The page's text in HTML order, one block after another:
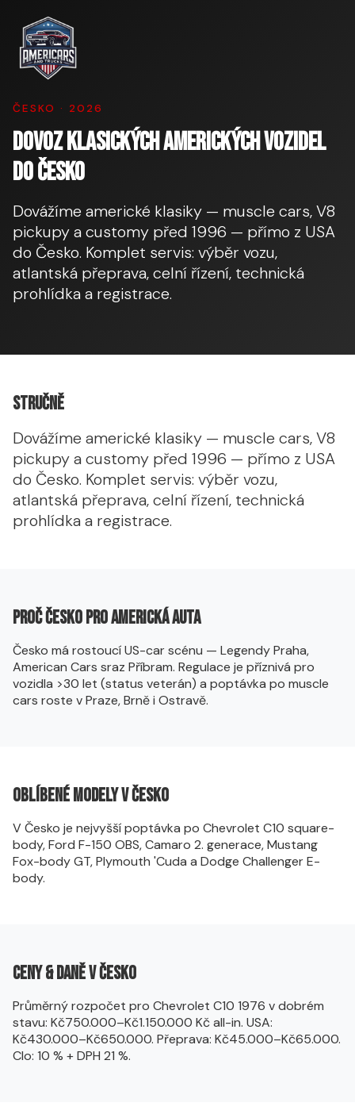
ČESKO · 2026
Dovoz klasických amerických vozidel
do Česko
Dovážíme americké klasiky — muscle cars, V8
pickupy a customy před 1996 — přímo z USA
do Česko. Komplet servis: výběr vozu,
atlantská přeprava, celní řízení, technická
prohlídka a registrace.
Stručně
Dovážíme americké klasiky — muscle cars, V8
pickupy a customy před 1996 — přímo z USA
do Česko. Komplet servis: výběr vozu,
atlantská přeprava, celní řízení, technická
prohlídka a registrace.
Proč Česko pro americká auta
Česko má rostoucí US-car scénu — Legendy Praha,
American Cars sraz Příbram. Regulace je příznivá pro
vozidla >30 let (status veterán) a poptávka po muscle
cars roste v Praze, Brně i Ostravě.
Oblíbené modely v Česko
V Česko je nejvyšší poptávka po Chevrolet C10 square-
body, Ford F-150 OBS, Camaro 2. generace, Mustang
Fox-body GT, Plymouth 'Cuda a Dodge Challenger E-
body.
Ceny & daně v Česko
Průměrný rozpočet pro Chevrolet C10 1976 v dobrém
stavu: Kč750.000–Kč1.150.000 Kč all-in. USA:
Kč430.000–Kč650.000. Přeprava: Kč45.000–Kč65.000.
Clo: 10 % + DPH 21 %.